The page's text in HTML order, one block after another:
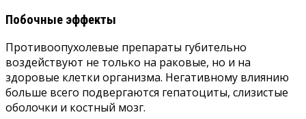
Побочные эффекты
Противоопухолевые препараты губительно
воздействуют не только на раковые, но и на
здоровые клетки организма. Негативному влиянию
больше всего подвергаются гепатоциты, слизистые
оболочки и костный мозг.